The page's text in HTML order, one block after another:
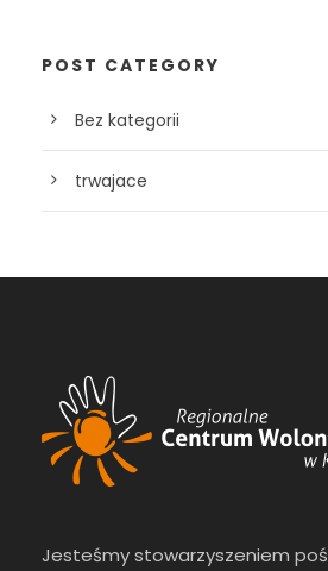
POST CATEGORY
Bez kategorii
trwajace
Jesteśmy stowarzyszeniem